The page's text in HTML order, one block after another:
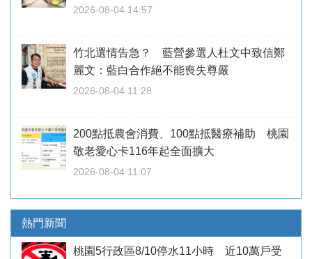
2026-08-04 14:57
竹北選情告急？ 藍營參選人杜文中致信鄭
麗文：藍白合作絕不能喪失尊嚴
2026-08-04 11:28
200點抵農會消費、100點抵醫療補助 桃園
敬老愛心卡116年起全面擴大
2026-08-04 11:07
熱門新聞
桃園5行政區8/10停水11小時 近10萬戶受